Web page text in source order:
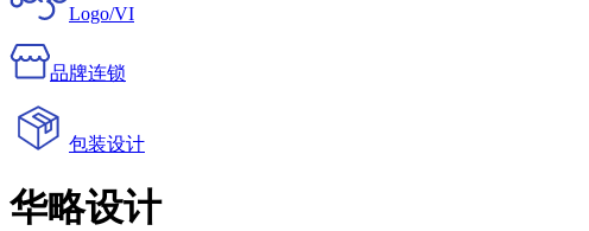
Logo/VI
品牌连锁
包装设计
华略设计